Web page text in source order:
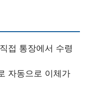
접 통장에서 수령
자동으로 이체가